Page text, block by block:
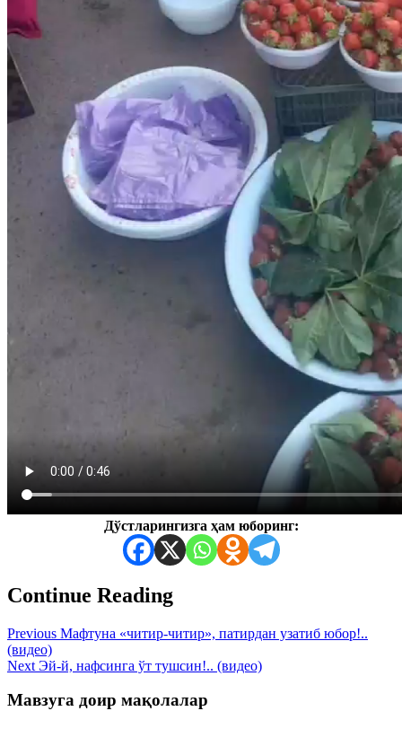
Дўстларингизга ҳам юборинг:
Continue Reading
Previous Мафтуна «читир-читир», патирдан узатиб юбор!..
(видео)
Next Эй-й, нафсинга ўт тушсин!.. (видео)
Мавзуга доир мақолалар